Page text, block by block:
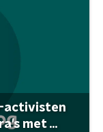
activisten
met ...